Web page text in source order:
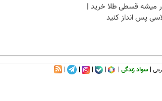
میشه قسطی طلا خرید |
پس انداز کنید
سواد زندگی